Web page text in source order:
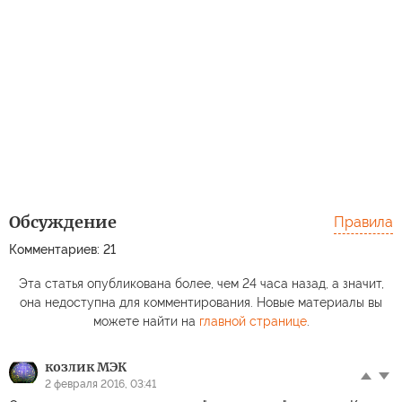
Обсуждение
Комментариев: 21
Правила
Эта статья опубликована более, чем 24 часа назад, а значит,
она недоступна для комментирования. Новые материалы вы
можете найти на главной странице.
козлик МЭК
2 февраля 2016, 03:41